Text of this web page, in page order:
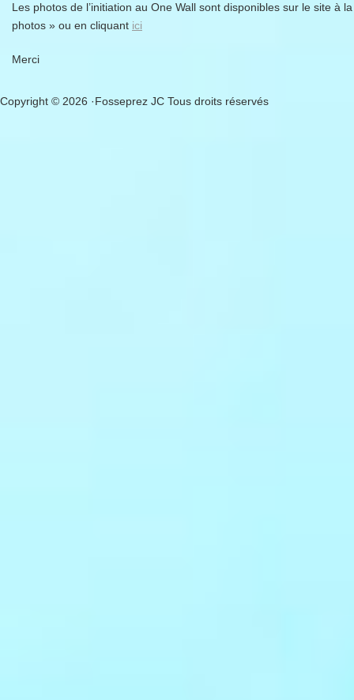
Les photos de l’initiation au One Wall sont disponibles sur le site à
photos » ou en cliquant ici
Merci
Copyright © 2026 ·Fosseprez JC Tous droits réservés